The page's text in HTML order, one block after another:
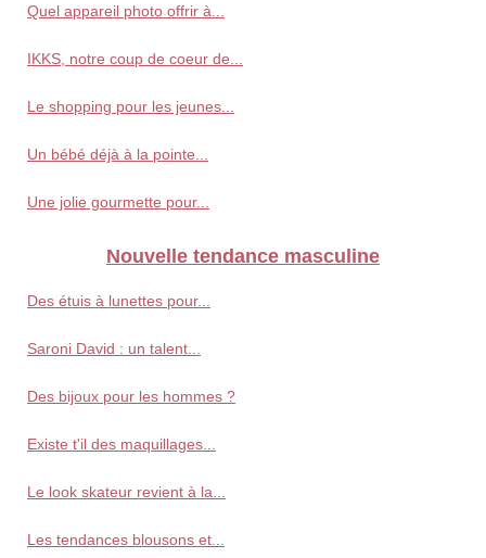
Quel appareil photo offrir à...
IKKS, notre coup de coeur de...
Le shopping pour les jeunes...
Un bébé déjà à la pointe...
Une jolie gourmette pour...
Nouvelle tendance masculine
Des étuis à lunettes pour...
Saroni David : un talent...
Des bijoux pour les hommes ?
Existe t'il des maquillages...
Le look skateur revient à la...
Les tendances blousons et...